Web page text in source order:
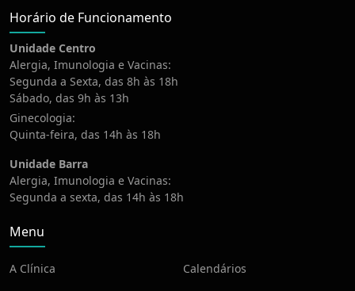
Horário de Funcionamento
Unidade Centro
Alergia, Imunologia e Vacinas:
Segunda a Sexta, das 8h às 18h
Sábado, das 9h às 13h
Ginecologia:
Quinta-feira, das 14h às 18h
Unidade Barra
Alergia, Imunologia e Vacinas:
Segunda a sexta, das 14h às 18h
Menu
A Clínica
Calendários